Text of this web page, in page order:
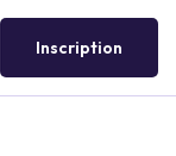
Inscription